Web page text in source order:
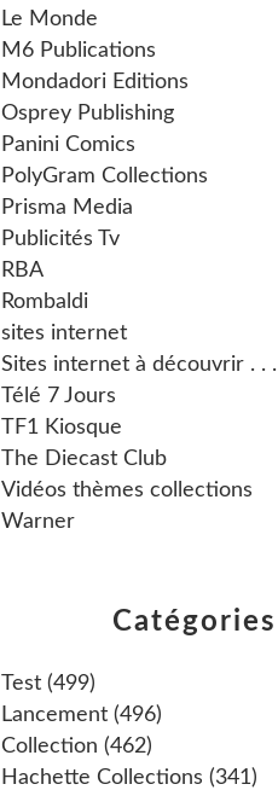
Catégories
Test (499)
Lancement (496)
Collection (462)
Hachette Collections (341)
Le Monde
M6 Publications
Mondadori Editions
Osprey Publishing
Panini Comics
PolyGram Collections
Prisma Media
Publicités Tv
RBA
Rombaldi
sites internet
Sites internet à découvrir . . .
Télé 7 Jours
TF1 Kiosque
The Diecast Club
Vidéos thèmes collections
Warner